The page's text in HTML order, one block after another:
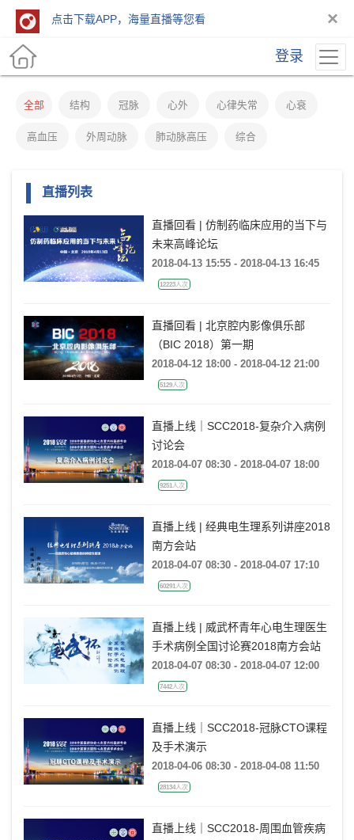
点击下载APP，海量直播等您看 ×
登录
全部 结构 冠脉 心外 心律失常 心衰
高血压 外周动脉 肺动脉高压 综合
直播列表
直播回看 | 仿制药临床应用的当下与
未来高峰论坛
2018-04-13 15:55 - 2018-04-13 16:45
12223人次
直播回看 | 北京腔内影像俱乐部
（BIC 2018）第一期
2018-04-12 18:00 - 2018-04-12 21:00
5129人次
直播上线｜SCC2018-复杂介入病例
讨论会
2018-04-07 08:30 - 2018-04-07 18:00
9251人次
直播上线 | 经典电生理系列讲座2018
南方会站
2018-04-07 08:30 - 2018-04-07 17:10
60291人次
直播上线 | 威武杯青年心电生理医生
手术病例全国讨论赛2018南方会站
2018-04-07 08:30 - 2018-04-07 12:00
7442人次
直播上线｜SCC2018-冠脉CTO课程
及手术演示
2018-04-06 08:30 - 2018-04-08 11:50
28134人次
直播上线｜SCC2018-周围血管疾病